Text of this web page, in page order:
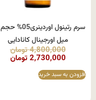
میل اورجینال کانادایی
4,800,000تومان
2,730,000 تومان
افزودن به سبد خرید